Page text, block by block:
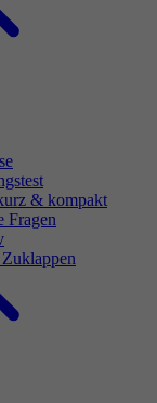
& kompakt
Fragen